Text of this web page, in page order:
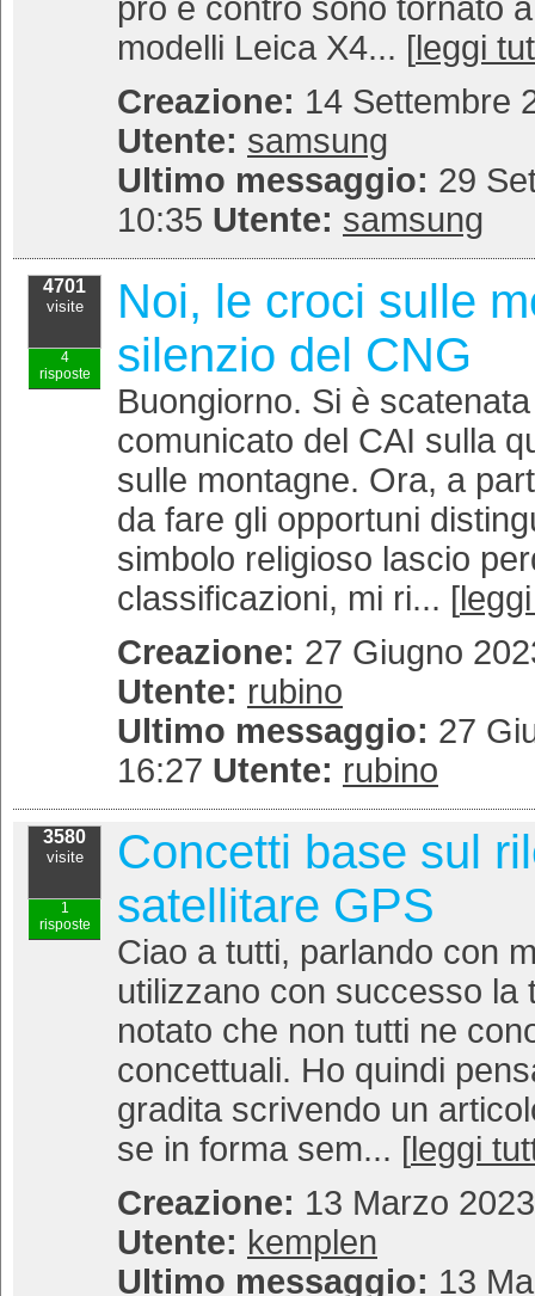
pro e contro sono tornato
modelli Leica X4... [ leggi
Creazione: 14 Settembre
Utente: samsung
Ultimo messaggio: 29
10:35 Utente: samsung
4701
visite
4
risposte
Noi, le croci sulle
silenzio del CNG
Buongiorno. Si è
comunicato del CAI sulla
sulle montagne. Ora, a
da fare gli opportuni
simbolo religioso lascio
classificazioni, mi ri... [
Creazione: 27 Giugno
Utente: rubino
Ultimo messaggio: 27
16:27 Utente: rubino
3580
visite
1
risposte
Concetti base sul
satellitare GPS
Ciao a tutti, parlando con
utilizzano con successo la
notato che non tutti ne
concettuali. Ho quindi
gradita scrivendo un
se in forma sem... [ leggi
Creazione: 13 Marzo
Utente: kemplen
Ultimo messaggio: 13